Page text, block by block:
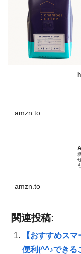
amzn.to
amzn.to
関連投稿:
【おすすめス
便利(^^♪できる